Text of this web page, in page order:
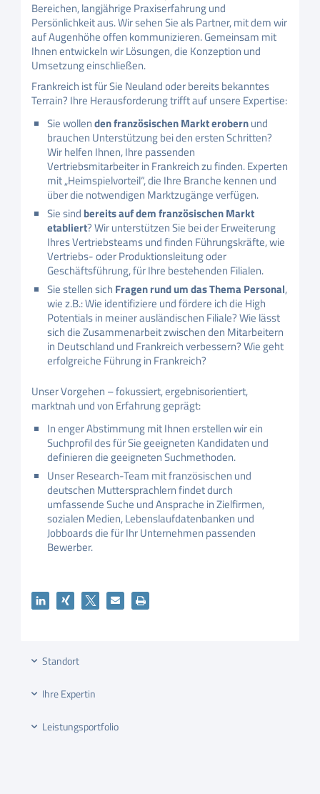
Bereichen, langjährige Praxiserfahrung und
Persönlichkeit aus. Wir sehen Sie als Partner, mit dem wir
auf Augenhöhe offen kommunizieren. Gemeinsam mit
Ihnen entwickeln wir Lösungen, die Konzeption und
Umsetzung einschließen.
Frankreich ist für Sie Neuland oder bereits bekanntes
Terrain? Ihre Herausforderung trifft auf unsere Expertise:
Sie wollenden französischen Markt erobernund
brauchen Unterstützung bei den ersten Schritten?
Wir helfen Ihnen, Ihre passenden
Vertriebsmitarbeiter in Frankreich zu finden. Experten
mit „Heimspielvorteil“, die Ihre Branche kennen und
über die notwendigen Marktzugänge verfügen.
Sie sind bereits auf dem französischen Markt
etabliert? Wir unterstützen Sie bei der Erweiterung
Ihres Vertriebsteams und finden Führungskräfte, wie
Vertriebs- oder Produktionsleitung oder
Geschäftsführung, für Ihre bestehenden Filialen.
Sie stellen sich Fragen rund um das Thema Personal,
wie z.B.: Wie identifiziere und fördere ich die High
Potentials in meiner ausländischen Filiale? Wie lässt
sich die Zusammenarbeit zwischen den Mitarbeitern
in Deutschland und Frankreich verbessern? Wie geht
erfolgreiche Führung in Frankreich?
Unser Vorgehen – fokussiert, ergebnisorientiert,
marktnah und von Erfahrung geprägt:
In enger Abstimmung mit Ihnen erstellen wir ein
Suchprofil des für Sie geeigneten Kandidaten und
definieren die geeigneten Suchmethoden.
Unser Research-Team mit französischen und
deutschen Muttersprachlern findet durch
umfassende Suche und Ansprache in Zielfirmen,
sozialen Medien, Lebenslaufdatenbanken und
Jobboards die für Ihr Unternehmen passenden
Bewerber.
Standort
Ihre Expertin
Leistungsportfolio